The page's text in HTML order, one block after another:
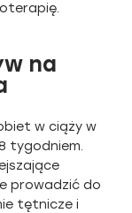
na
w ciąży w
tygodniem.
prowadzić do
tętnicze i